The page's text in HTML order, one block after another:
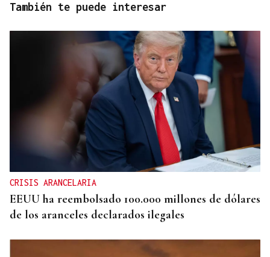
También te puede interesar
CRISIS ARANCELARIA
EEUU ha reembolsado 100.000 millones de dólares
de los aranceles declarados ilegales